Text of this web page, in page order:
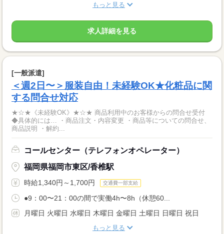
もっと見る
求人詳細を見る
[一般派遣]
＜週2日〜＞服装自由！未経験OK★化粧品に関
する問合せ対応
★☆★《未経験OK》★☆★ 商品利用中のお客様からの問合せ受付
◆具体的には… ・商品注文・内容変更 ・商品等についての問合せ、
商品説明 ・解約...
コールセンター（テレフォンオペレーター）
福岡県福岡市東区/香椎駅
時給1,340円～1,700円 交通費一部支給
●9：00〜21：00の間で実働4h〜8h（休憩60...
月曜日 火曜日 水曜日 木曜日 金曜日 土曜日 日曜日 祝日
もっと見る